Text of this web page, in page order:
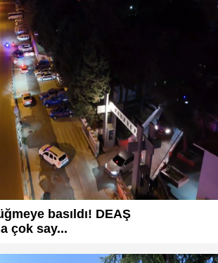
basıldı! DEAŞ
çok say...